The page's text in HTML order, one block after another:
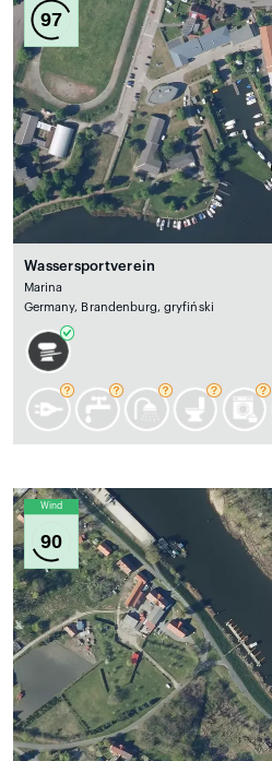
97
Wassersportverein
Marina
Germany, Brandenburg, gryfiński
Wind
90